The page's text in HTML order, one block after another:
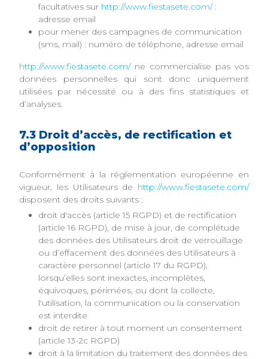
facultatives sur http://www.fiestasete.com/:
adresse email
pour mener des campagnes de communication
(sms, mail) : numéro de téléphone, adresse email
http://www.fiestasete.com/ne commercialise pas vos
données personnelles qui sont donc uniquement
utilisées par nécessité ou à des fins statistiques et
d’analyses.
7.3 Droit d’accès, de rectification et
d’opposition
Conformément à la réglementation européenne en
vigueur, les Utilisateurs de http://www.fiestasete.com/
disposent des droits suivants :
droit d'accès (article 15 RGPD) et de rectification
(article 16 RGPD), de mise à jour, de complétude
des données des Utilisateurs droit de verrouillage
ou d’effacement des données des Utilisateurs à
caractère personnel (article 17 du RGPD),
lorsqu’elles sont inexactes, incomplètes,
équivoques, périmées, ou dont la collecte,
l'utilisation, la communication ou la conservation
est interdite
droit de retirer à tout moment un consentement
(article 13-2c RGPD)
droit à la limitation du traitement des données des